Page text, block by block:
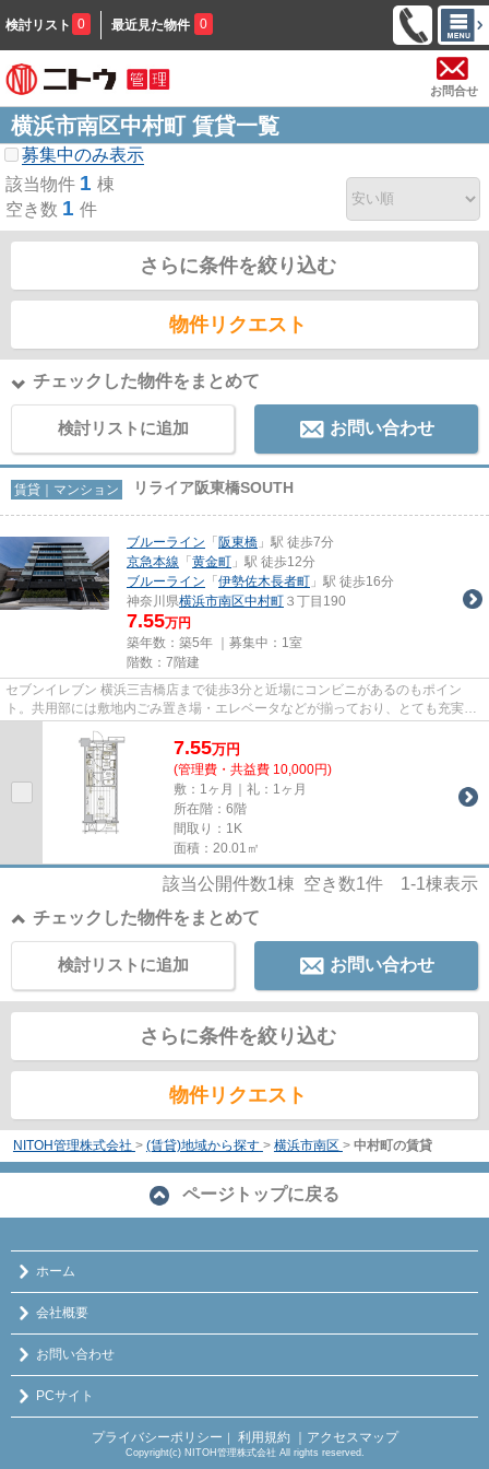
検討リスト 0 最近見た物件 0
お問合せ
横浜市南区中村町 賃貸一覧
募集中のみ表示
該当物件 1 棟
空き数 1 件
さらに条件を絞り込む
物件リクエスト
チェックした物件をまとめて
検討リストに追加 お問い合わせ
賃貸｜マンション リライア阪東橋SOUTH
ブルーライン 「 阪東橋 」駅 徒歩7分
京急本線 「 黄金町 」駅 徒歩12分
ブルーライン 「 伊勢佐木長者町 」駅 徒歩16分
神奈川県横浜市南区中村町 ３丁目190
7.55万円
築年数：築5年 ｜募集中： 1室
階数：7階建
セブンイレブン 横浜三吉橋店まで徒歩3分と近場にコンビニがあるのもポイン
ト。共用部には敷地内ごみ置き場・エレベータなどが揃っており、とても充実し
7.55万円
(管理費・共益費 10,000円)
敷：1ヶ月｜礼：1ヶ月
所在階：6階
間取り：1K
面積：20.01㎡
該当公開件数1棟 空き数1件 1-1棟表示
チェックした物件をまとめて
お問い合わせ
検討リストに追加
さらに条件を絞り込む
物件リクエスト
NITOH管理株式会社 > (賃貸)地域から探す > 横浜市南区 > 中村町の賃貸
ページトップに戻る
ホーム
会社概要
お問い合わせ
PCサイト
プライバシーポリシー ｜ 利用規約 ｜アクセスマップ
Copyright(c) NITOH管理株式会社 All rights reserved.